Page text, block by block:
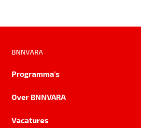
BNNVARA
Programma's
Over BNNVARA
Vacatures